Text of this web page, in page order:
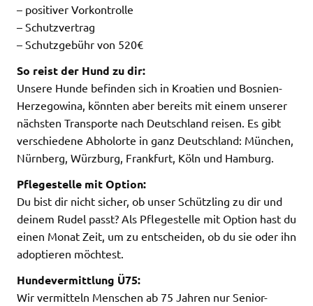
– positiver Vorkontrolle
– Schutzvertrag
– Schutzgebühr von 520€
So reist der Hund zu dir:
Unsere Hunde befinden sich in Kroatien und Bosnien-
Herzegowina, könnten aber bereits mit einem unserer
nächsten Transporte nach Deutschland reisen. Es gibt
verschiedene Abholorte in ganz Deutschland: München,
Nürnberg, Würzburg, Frankfurt, Köln und Hamburg.
Pflegestelle mit Option:
Du bist dir nicht sicher, ob unser Schützling zu dir und
deinem Rudel passt? Als Pflegestelle mit Option hast du
einen Monat Zeit, um zu entscheiden, ob du sie oder ihn
adoptieren möchtest.
Hundevermittlung Ü75:
Wir vermitteln Menschen ab 75 Jahren nur Senior-